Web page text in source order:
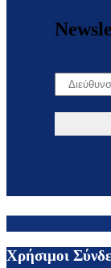
Χρήσιμοι